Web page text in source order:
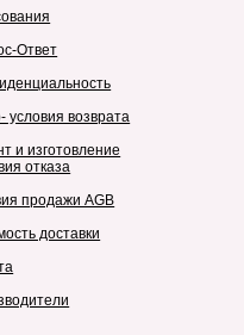
Ответ
условия возврата
и изготовление
отказа
продажи AGB
доставки